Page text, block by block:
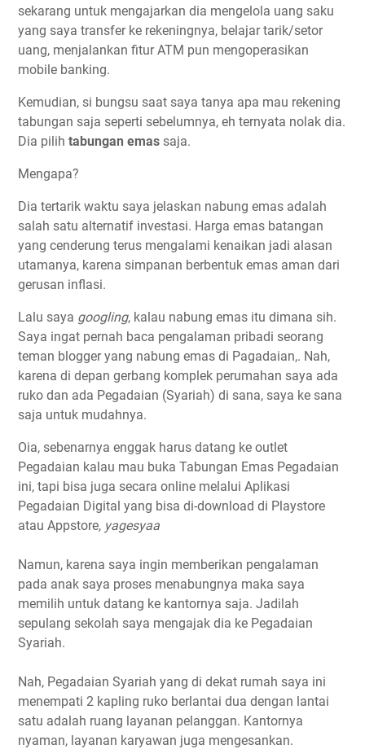
sekarang untuk mengajarkan dia mengelola uang saku
yang saya transfer ke rekeningnya, belajar tarik/setor
uang, menjalankan fitur ATM pun mengoperasikan
mobile banking.
Kemudian, si bungsu saat saya tanya apa mau rekening
tabungan saja seperti sebelumnya, eh ternyata nolak dia.
Dia pilih tabungan emas saja.
Mengapa?
Dia tertarik waktu saya jelaskan nabung emas adalah
salah satu alternatif investasi. Harga emas batangan
yang cenderung terus mengalami kenaikan jadi alasan
utamanya, karena simpanan berbentuk emas aman dari
gerusan inflasi.
Lalu saya googling, kalau nabung emas itu dimana sih.
Saya ingat pernah baca pengalaman pribadi seorang
teman blogger yang nabung emas di Pagadaian,. Nah,
karena di depan gerbang komplek perumahan saya ada
ruko dan ada Pegadaian (Syariah) di sana, saya ke sana
saja untuk mudahnya.
Oia, sebenarnya enggak harus datang ke outlet
Pegadaian kalau mau buka Tabungan Emas Pegadaian
ini, tapi bisa juga secara online melalui Aplikasi
Pegadaian Digital yang bisa di-download di Playstore
atau Appstore, yagesyaa
Namun, karena saya ingin memberikan pengalaman
pada anak saya proses menabungnya maka saya
memilih untuk datang ke kantornya saja. Jadilah
sepulang sekolah saya mengajak dia ke Pegadaian
Syariah.
Nah, Pegadaian Syariah yang di dekat rumah saya ini
menempati 2 kapling ruko berlantai dua dengan lantai
satu adalah ruang layanan pelanggan. Kantornya
nyaman, layanan karyawan juga mengesankan.